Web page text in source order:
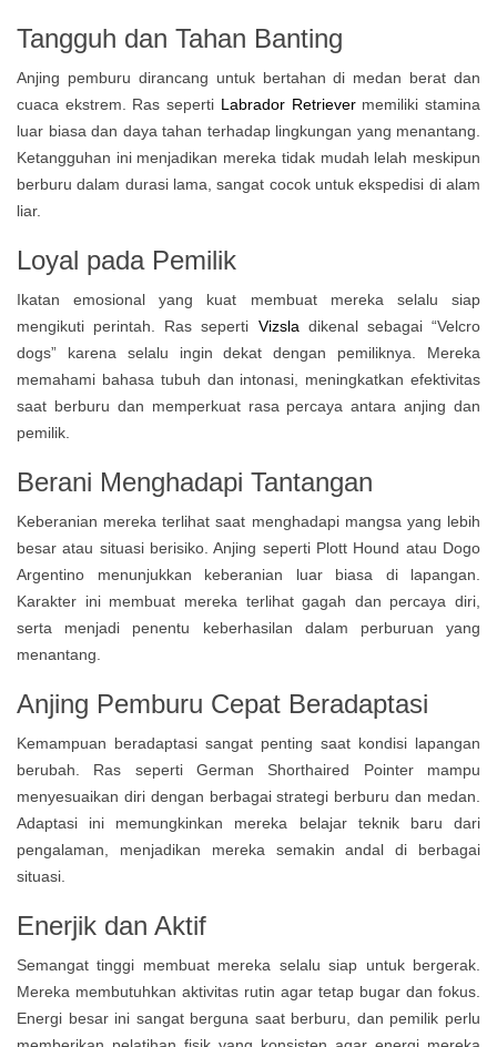
Tangguh dan Tahan Banting
Anjing pemburu dirancang untuk bertahan di medan berat dan
cuaca ekstrem. Ras seperti Labrador Retrievermemiliki stamina
luar biasa dan daya tahan terhadap lingkungan yang menantang.
Ketangguhan ini menjadikan mereka tidak mudah lelah meskipun
berburu dalam durasi lama, sangat cocok untuk ekspedisi di alam
liar.
Loyal pada Pemilik
Ikatan emosional yang kuat membuat mereka selalu siap
mengikuti perintah. Ras seperti Vizsladikenal sebagai “Velcro
dogs” karena selalu ingin dekat dengan pemiliknya. Mereka
memahami bahasa tubuh dan intonasi, meningkatkan efektivitas
saat berburu dan memperkuat rasa percaya antara anjing dan
pemilik.
Berani Menghadapi Tantangan
Keberanian mereka terlihat saat menghadapi mangsa yang lebih
besar atau situasi berisiko. Anjing seperti Plott Hound atau Dogo
Argentino menunjukkan keberanian luar biasa di lapangan.
Karakter ini membuat mereka terlihat gagah dan percaya diri,
serta menjadi penentu keberhasilan dalam perburuan yang
menantang.
Anjing Pemburu Cepat Beradaptasi
Kemampuan beradaptasi sangat penting saat kondisi lapangan
berubah. Ras seperti German Shorthaired Pointer mampu
menyesuaikan diri dengan berbagai strategi berburu dan medan.
Adaptasi ini memungkinkan mereka belajar teknik baru dari
pengalaman, menjadikan mereka semakin andal di berbagai
situasi.
Enerjik dan Aktif
Semangat tinggi membuat mereka selalu siap untuk bergerak.
Mereka membutuhkan aktivitas rutin agar tetap bugar dan fokus.
Energi besar ini sangat berguna saat berburu, dan pemilik perlu